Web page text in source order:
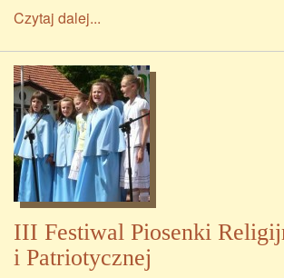
Czytaj dalej...
III Festiwal Piosenki
i Patriotycznej